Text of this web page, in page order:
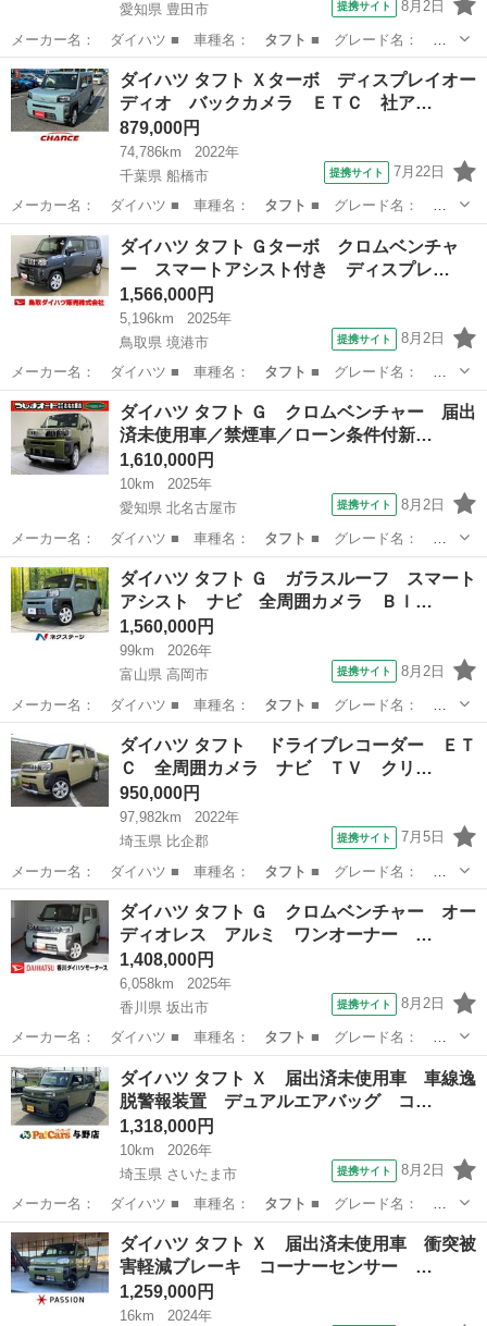
愛知県 豊田市 提携サイト 8月2日
メーカー名： ダイハツ ■ 車種名： タフト ■ グレード名：
Ｇ ダーククロムベ…
愛知 豊田市 ダイハツ
ダイハツ タフト Ｘターボ ディスプレイオー
ディオ バックカメラ ＥＴＣ 社ア…
879,000円
74,786km
2022年
千葉県 船橋市
提携サイト 7月22日
メーカー名： ダイハツ ■ 車種名： タフト ■ グレード名： Ｘ
ターボ ディスプ…
千葉 船橋市 ダイハツ
ダイハツ タフト Ｇターボ クロムベンチャ
ー スマートアシスト付き ディスプレ…
1,566,000円
5,196km
2025年
鳥取県 境港市
提携サイト 8月2日
メーカー名： ダイハツ ■ 車種名： タフト ■ グレード名： Ｇ
ターボ クロムベ…
鳥取 境港市 ダイハツ
ダイハツ タフト Ｇ クロムベンチャー 届出
済未使用車／禁煙車／ローン条件付新…
1,610,000円
10km
2025年
愛知県 北名古屋市
提携サイト 8月2日
メーカー名： ダイハツ ■ 車種名： タフト ■ グレード名：
Ｇ クロムベンチャ…
愛知 北名古屋市 ダイハツ
ダイハツ タフト Ｇ ガラスルーフ スマート
アシスト ナビ 全周囲カメラ Ｂｌ…
1,560,000円
99km
2026年
富山県 高岡市
提携サイト 8月2日
メーカー名： ダイハツ ■ 車種名： タフト ■ グレード名：
Ｇ ガラスルーフ …ダイハツ
ダイハツ タフト ドライブレコーダー ＥＴ
Ｃ 全周囲カメラ ナビ ＴＶ クリ…
950,000円
97,982km
2022年
埼玉県 比企郡
提携サイト 7月5日
メーカー名： ダイハツ ■ 車種名： タフト ■ グレード名：
ドライブレコーダ…
埼玉 比企郡 ダイハツ
ダイハツ タフト Ｇ クロムベンチャー オー
ディオレス アルミ ワンオーナー …
1,408,000円
6,058km
2025年
香川県 坂出市
提携サイト 8月2日
メーカー名： ダイハツ ■ 車種名： タフト ■ グレード名：
Ｇ クロムベンチャ…
香川 坂出市 ダイハツ
ダイハツ タフト Ｘ 届出済未使用車 車線逸
脱警報装置 デュアルエアバッグ コ…
1,318,000円
10km
2026年
埼玉県 さいたま市
提携サイト 8月2日
メーカー名： ダイハツ ■ 車種名： タフト ■ グレード名：
Ｘ 届出済未使用車…
埼玉 さいたま市 ダイハツ
ダイハツ タフト Ｘ 届出済未使用車 衝突被
害軽減ブレーキ コーナーセンサー …
1,259,000円
16km
2024年